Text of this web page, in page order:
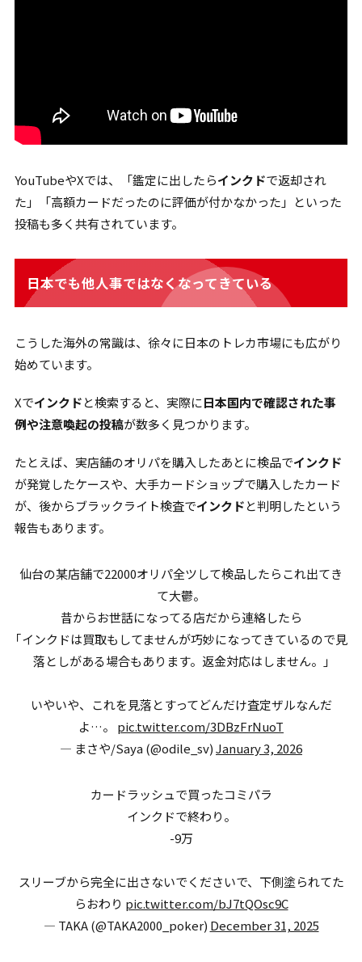
YouTubeやXでは、「鑑定に出したらインクドで返却され
た」「高額カードだったのに評価が付かなかった」といった
投稿も多く共有されています。
日本でも他人事ではなくなってきている
こうした海外の常識は、徐々に日本のトレカ市場にも広がり
始めています。
Xでインクドと検索すると、実際に日本国内で確認された事
例や注意喚起の投稿が数多く見つかります。
たとえば、実店舗のオリパを購入したあとに検品でインクド
が発覚したケースや、大手カードショップで購入したカード
が、後からブラックライト検査でインクドと判明したという
報告もあります。
仙台の某店舗で22000オリパ全ツして検品したらこれ出てき
て大鬱。
昔からお世話になってる店だから連絡したら
｢インクドは買取もしてませんが巧妙になってきているので見
落としがある場合もあります。返金対応はしません。｣
いやいや、これを見落とすってどんだけ査定ザルなんだ
よ…。 pic.twitter.com/3DBzFrNuoT
— まさや/Saya (@odile_sv)January 3, 2026
カードラッシュで買ったコミパラ
インクドで終わり。
-9万
スリーブから完全に出さないでくださいで、下側塗られてた
らおわり pic.twitter.com/bJ7tQOsc9C
— TAKA (@TAKA2000_poker) December 31, 2025